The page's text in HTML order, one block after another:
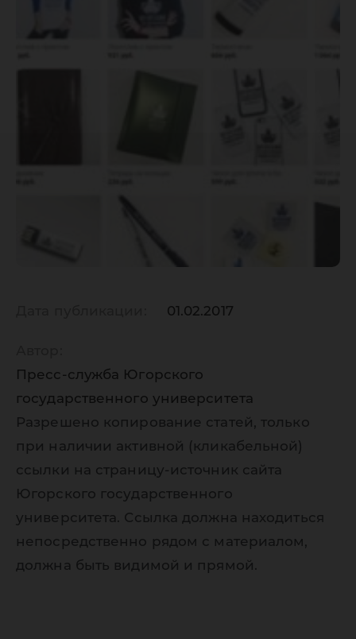
01.02.2017
Пресс-служба Югорского
государственного университета
Разрешено копирование статей, только
при наличии активной (кликабельной)
ссылки на страницу-источник сайта
Югорского государственного
университета. Ссылка должна находиться
непосредственно рядом с материалом,
должна быть видимой и прямой.